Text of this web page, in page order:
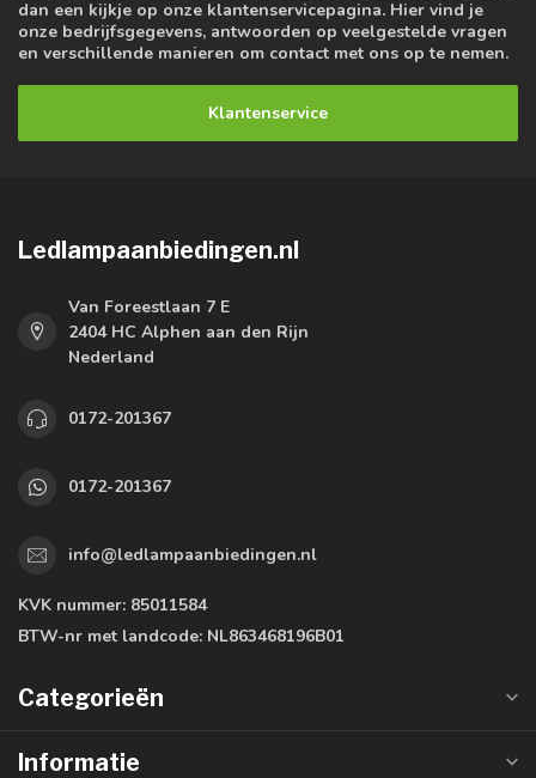
dan een kijkje op onze klantenservicepagina. Hier vind je
onze bedrijfsgegevens, antwoorden op veelgestelde vragen
en verschillende manieren om contact met ons op te nemen.
Klantenservice
Ledlampaanbiedingen.nl
Van Foreestlaan 7 E
2404 HC Alphen aan den Rijn
Nederland
0172-201367
0172-201367
info@ledlampaanbiedingen.nl
KVK nummer: 85011584
BTW-nr met landcode: NL863468196B01
Categorieën
Informatie